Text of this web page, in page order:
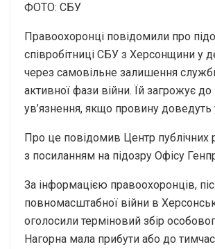
ФОТО: СБУ
Правоохоронці повідомили про
співробітниці СБУ з Херсонщини у
через самовільне залишення
активної фази війни. Їй загрожує до
ув’язнення, якщо провину доведуть
Про це повідомив Центр публічних
з посиланням на підозру Офісу
За інформацією правоохоронців,
повномасштабної війни в
оголосили терміновий збір
Нагорна мала прибути або до